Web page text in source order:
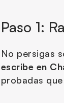
Paso 1:
No persigas
escribe en
probadas